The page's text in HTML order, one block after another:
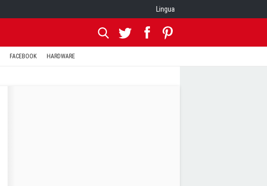
Lingua
FACEBOOK HARDWARE